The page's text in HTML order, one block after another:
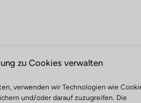
zu Cookies verwalten
verwenden wir Technologien wie
und/oder darauf zuzugreifen. Die